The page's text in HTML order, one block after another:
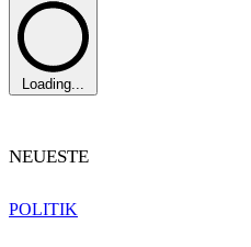
Loading...
NEUESTE
POLITIK